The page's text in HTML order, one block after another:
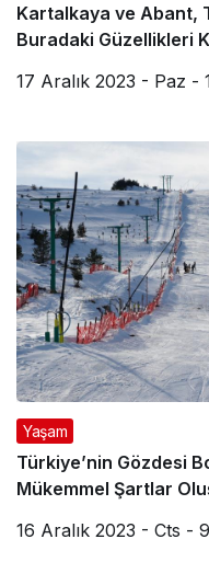
Kartalkaya ve Abant,
Buradaki Güzellikleri
17 Aralık 2023 - Paz -
Yaşam
Türkiye’nin Gözdesi
Mükemmel Şartlar
16 Aralık 2023 - Cts -